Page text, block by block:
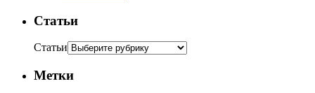
Статьи
Статьи
Метки